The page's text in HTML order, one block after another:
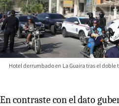
Hotel derrumbado en La Guaira tras el doble
En contraste con el dato